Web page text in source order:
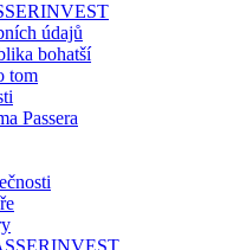
údajů
bohatší
tom
Passera